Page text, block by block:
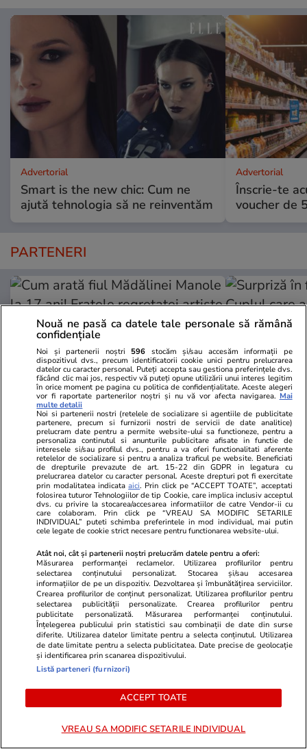
Advertorial
Smart is the new chic: Cum ne
ajută tehnologia să ne reinventăm
Advertorial
Înscrie-te
voucher de
PARTENERI
Wowbiz.ro
Cum arată fiul Mădălinei Manole
la 17 ani! Fratele regretatei
artiste a publicat o fotografie în
premieră cu Petru Mircea Jr.
Redactia.ro
Surpriză în
Cuplul care
premiul de
Politică 22:46
Nicușor Dan îi atacă pe
politicienii care vor alegeri
anticipate: „Un semn de
imaturitate politică”
Radu Miruță a demis-o pe
Nouă ne pasă ca datele tale personale să rămână
confidențiale
Noi și partenerii noștri 596 stocăm și/sau accesăm informații pe
dispozitivul dvs., precum identificatorii cookie unici pentru prelucrarea
datelor cu caracter personal. Puteți accepta sau gestiona preferințele dvs.
făcând clic mai jos, respectiv vă puteți opune utilizării unui interes legitim
în orice moment pe pagina cu politica de confidențialitate. Aceste alegeri
vor fi raportate partenerilor noștri și nu vă vor afecta navigarea. Mai
multe detalii
Noi si partenerii nostri (retelele de socializare si agentiile de publicitate
partenere, precum si furnizorii nostri de servicii de date analitice)
prelucram date pentru a permite website-ului sa functioneze, pentru a
personaliza continutul si anunturile publicitare afisate in functie de
interesele si/sau profilul dvs., pentru a va oferi functionalitati aferente
retelelor de socializare si pentru a analiza traficul pe website. Beneficiati
de drepturile prevazute de art. 15-22 din GDPR in legatura cu
prelucrarea datelor cu caracter personal. Aceste drepturi pot fi exercitate
prin modalitatea indicataaici. Prin click pe “ACCEPT TOATE”, acceptati
folosirea tuturor Tehnologiilor de tip Cookie, care implica inclusiv acceptul
dvs. cu privire la stocarea/accesarea informatiilor de catre Vendor-ii cu
care colaboram. Prin click pe “VREAU SA MODIFIC SETARILE
INDIVIDUAL” puteti schimba preferintele in mod individual, mai putin
cele legate de cookie strict necesare pentru functionarea website-ului.
Atât noi, cât și partenerii noștri prelucrăm datele pentru a oferi:
Măsurarea performanței reclamelor. Utilizarea profilurilor pentru
selectarea conținutului personalizat. Stocarea și/sau accesarea
informațiilor de pe un dispozitiv. Dezvoltarea și îmbunătățirea serviciilor.
Crearea profilurilor de conținut personalizat. Utilizarea profilurilor pentru
selectarea publicității personalizate. Crearea profilurilor pentru
publicitate personalizată. Măsurarea performanței conținutului.
Înțelegerea publicului prin statistici sau combinații de date din surse
diferite. Utilizarea datelor limitate pentru a selecta conținutul. Utilizarea
de date limitate pentru a selecta publicitatea. Date precise de geolocație
și identificarea prin scanarea dispozitivului.
Listă parteneri (furnizori)
ACCEPT TOATE
VREAU SA MODIFIC SETARILE INDIVIDUAL